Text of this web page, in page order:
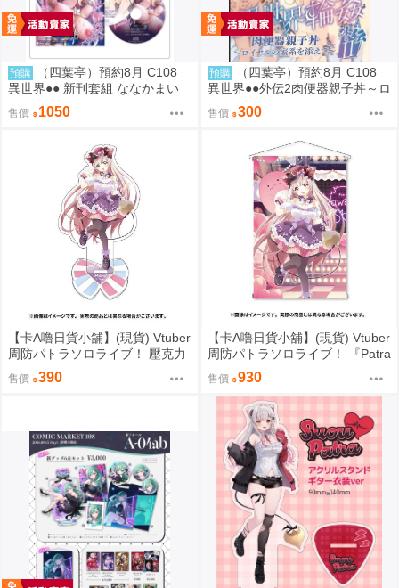
預購
（四葉亭）預約8月 C108
異世界●● 新刊套組 ななかまい
售價 1050
預購
（四葉亭）預約8月 C108
異世界●●外伝2肉便器親子丼～ロ
イヤルの家系を添えて～ ななか
まい
售價 300
【卡A嚕日貨小舖】(現貨) Vtuber
周防パトラソロライブ！ 壓克力
售價 390
【卡A嚕日貨小舖】(現貨) Vtuber
周防パトラソロライブ！ 『Patra
Suou Sololive kawaii holic shibu
ya”』 B2掛軸
售價 930